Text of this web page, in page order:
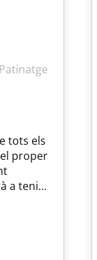
Patinatge
tots els
proper
a tenir